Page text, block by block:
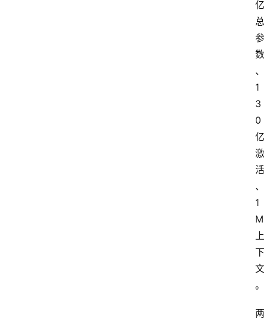
亿
总
参
数
、
1
3
0
亿
激
活
、
1
M
上
下
文
。
两